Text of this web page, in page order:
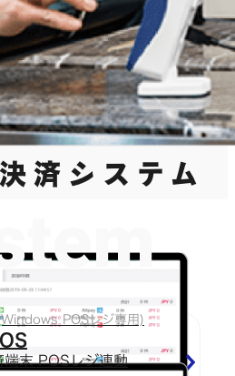
済システム
POSレジ専用)
端末 POSレジ連動